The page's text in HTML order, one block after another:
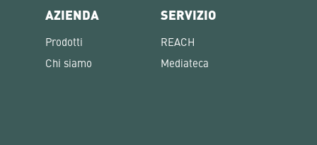
AZIENDA
Prodotti
Chi siamo
SERVIZIO
REACH
Mediateca